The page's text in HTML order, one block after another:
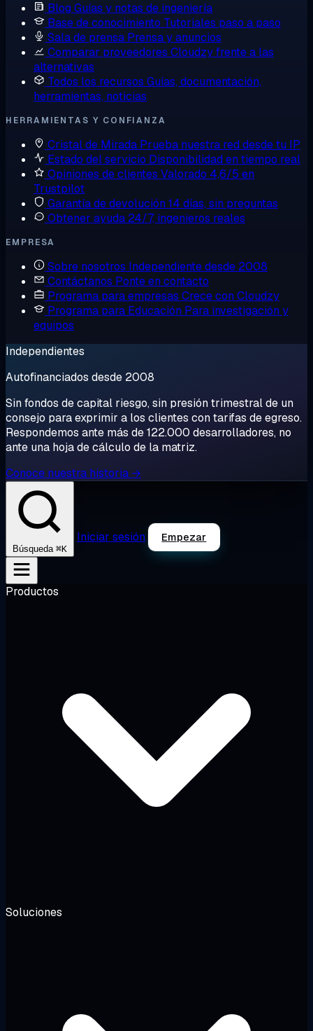
Blog Guías y notas de ingeniería
Base de conocimiento Tutoriales paso a paso
Sala de prensa Prensa y anuncios
Comparar proveedores Cloudzy frente a las
alternativas
Todos los recursos Guías, documentación,
herramientas, noticias
HERRAMIENTAS Y CONFIANZA
Cristal de Mirada Prueba nuestra red desde tu IP
Estado del servicio Disponibilidad en tiempo real
Opiniones de clientes Valorado 4,6/5 en
Trustpilot
Garantía de devolución 14 días, sin preguntas
Obtener ayuda 24/7, ingenieros reales
EMPRESA
Sobre nosotros Independiente desde 2008
Contáctanos Ponte en contacto
Programa para empresas Crece con Cloudzy
Programa para Educación Para investigación y
equipos
Independientes
Autofinanciados desde 2008
Sin fondos de capital riesgo, sin presión trimestral de un
consejo para exprimir a los clientes con tarifas de egreso.
Respondemos ante más de 122.000 desarrolladores, no
ante una hoja de cálculo de la matriz.
Conoce nuestra historia →
Búsqueda ⌘K
Iniciar sesión Empezar
Productos
Soluciones